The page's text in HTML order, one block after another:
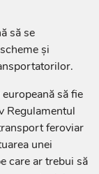
să se
și
să fie
Regulamentul
feroviar
unei
care ar trebui să